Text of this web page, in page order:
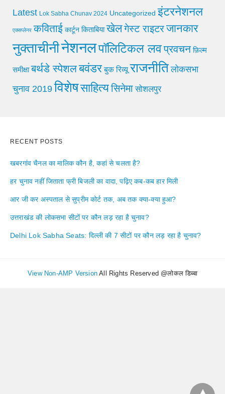
Latest Lok Sabha Chunav 2024 Uncategorized इंटरनेशनल
एक्सप्लेनर कविताई कार्टून किताबिया खेलगेस्ट राइटरजानकार
नुक्ताचीनीनेशनलपॉलिटिकल लवप्रवचन फ़िल्म
समीक्षा बर्थडे स्पेशलबवंडर बुक रिव्यू राजनीति लोकसभा
चुनाव 2019 विशेषसाहित्यसिनेमा सोशलपुर
RECENT POSTS
खबरगांव चैनल का मालिक कौन है, कहां से चलता है?
हर चुनाव नहीं जिताता फ्री बिजली का वादा, पढ़िए कब-कब हार मिली
आर जी कर अस्पताल से सुप्रीम कोर्ट तक, अब तक क्या-क्या हुआ?
उत्तराखंड की लोकसभा सीटों पर कौन लड़ रहा है चुनाव?
Delhi Lok Sabha Seats: दिल्ली की 7 सीटों पर कौन लड़ रहा है चुनाव?
View Non-AMP Version All Rights Reserved @लोकल डिब्बा